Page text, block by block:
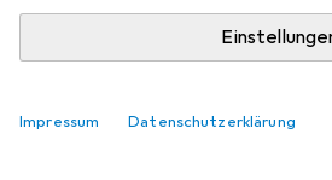
Impressum Datenschutzerklärung
Hier findest du passendes Zubehör
Türgarnitur.